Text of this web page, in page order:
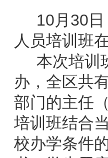
10月30日
人员培训班
本次培训
办，全区共
部门的主任
培训班结合
校办学条件